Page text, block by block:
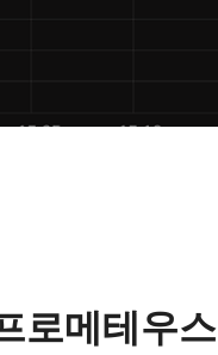
로메테우스